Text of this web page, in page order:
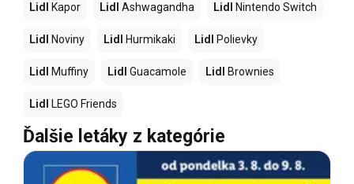
Lidl Kapor Lidl Ashwagandha Lidl Nintendo Switch
Lidl Noviny Lidl Hurmikaki Lidl Polievky
Lidl Muffiny Lidl Guacamole Lidl Brownies
Lidl LEGO Friends
Ďalšie letáky z kategórie